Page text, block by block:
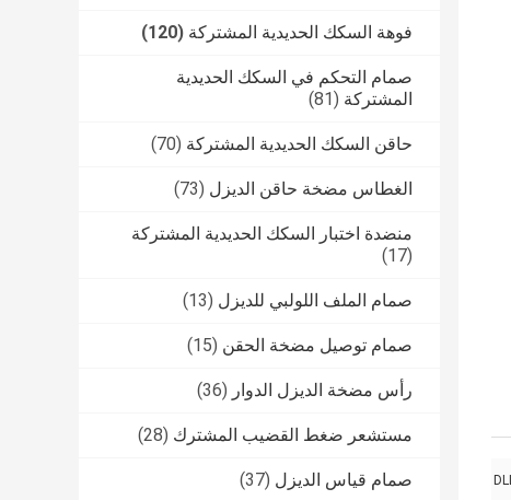
فوهة السكك الحديدية المشتركة (120)
صمام التحكم في السكك الحديدية
المشتركة (81)
حاقن السكك الحديدية المشتركة (70)
الغطاس مضخة حاقن الديزل (73)
منضدة اختبار السكك الحديدية المشتركة
(17)
صمام الملف اللولبي للديزل (13)
صمام توصيل مضخة الحقن (15)
رأس مضخة الديزل الدوار (36)
مستشعر ضغط القضيب المشترك (28)
صمام قياس الديزل (37)